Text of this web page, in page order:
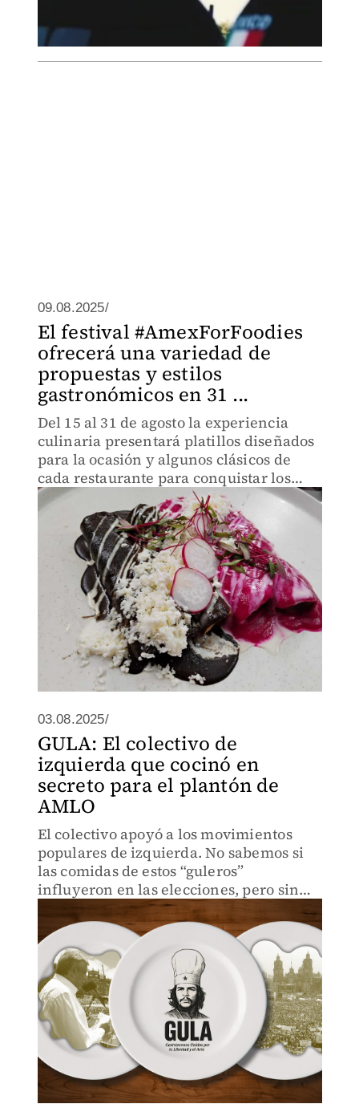
09.08.2025/
El festival #AmexForFoodies
ofrecerá una variedad de
propuestas y estilos
gastronómicos en 31 ...
Del 15 al 31 de agosto la experiencia
culinaria presentará platillos diseñados
para la ocasión y algunos clásicos de
cada restaurante para conquistar los
paladares de los tarjetahabientes,
explicó Jorge Guevara, Vicepresidente
de Asuntos Corporativos
03.08.2025/
GULA: El colectivo de
izquierda que cocinó en
secreto para el plantón de
AMLO
El colectivo apoyó a los movimientos
populares de izquierda. No sabemos si
las comidas de estos “guleros”
influyeron en las elecciones, pero sin
duda se comió bien.